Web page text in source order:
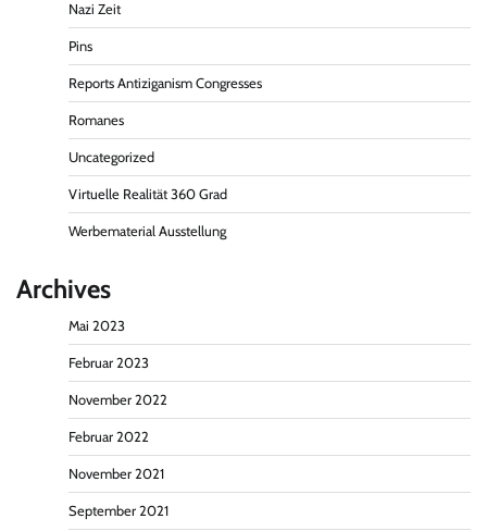
Nazi Zeit
Pins
Reports Antiziganism Congresses
Romanes
Uncategorized
Virtuelle Realität 360 Grad
Werbematerial Ausstellung
Archives
Mai 2023
Februar 2023
November 2022
Februar 2022
November 2021
September 2021